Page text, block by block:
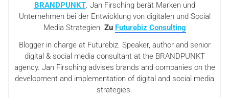
BRANDPUNKT. Jan Firsching berät Marken und
Unternehmen bei der Entwicklung von digitalen und Social
Media Strategien. Zu Futurebiz Consulting
Blogger in charge at Futurebiz. Speaker, author and senior
digital & social media consultant at the BRANDPUNKT
agency. Jan Firsching advises brands and companies on the
development and implementation of digital and social media
strategies.